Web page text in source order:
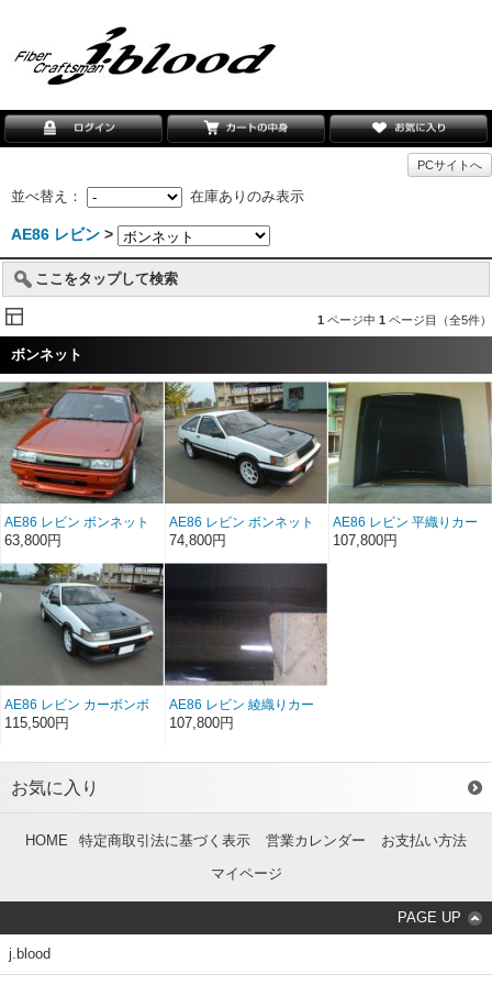
PCサイトへ
並べ替え： 在庫ありのみ表示
AE86 レビン >
ここをタップして検索
1 ページ中 1 ページ目（全5件）
ボンネット
AE86 レビン ボンネット
Type1FRP（前/後期）
63,800円
AE86 レビン ボンネット
Type2 FRP（前/後期）
74,800円
AE86 レビン 平織りカー
ボンボンネット
107,800円
AE86 レビン カーボンボ
ンネット タイプ2 （前/後
期）
115,500円
AE86 レビン 綾織りカー
ボンボンネット
Type1（前/後期）
107,800円
お気に入り
HOME 特定商取引法に基づく表示 営業カレンダー
お支払い方法
マイページ
PAGE UP
j.blood